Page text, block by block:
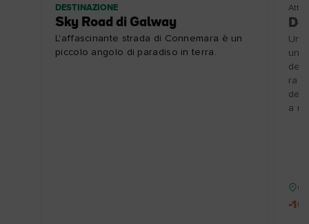
DESTINAZIONE
Sky Road di Galway
L'affascinante strada di Connemara è un
piccolo angolo di paradiso in terra.
una
a
-